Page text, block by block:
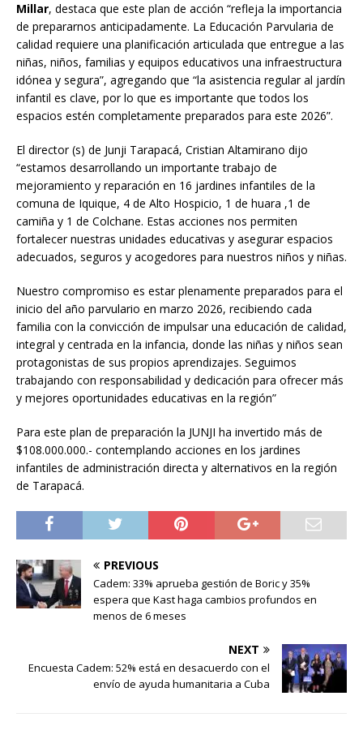
Millar, destaca que este plan de acción “refleja la importancia
de prepararnos anticipadamente. La Educación Parvularia de
calidad requiere una planificación articulada que entregue a las
niñas, niños, familias y equipos educativos una infraestructura
idónea y segura”, agregando que “la asistencia regular al jardín
infantil es clave, por lo que es importante que todos los
espacios estén completamente preparados para este 2026”.
El director (s) de Junji Tarapacá, Cristian Altamirano dijo
“estamos desarrollando un importante trabajo de
mejoramiento y reparación en 16 jardines infantiles de la
comuna de Iquique, 4 de Alto Hospicio, 1 de huara ,1 de
camiña y 1 de Colchane. Estas acciones nos permiten
fortalecer nuestras unidades educativas y asegurar espacios
adecuados, seguros y acogedores para nuestros niños y niñas.
Nuestro compromiso es estar plenamente preparados para el
inicio del año parvulario en marzo 2026, recibiendo cada
familia con la convicción de impulsar una educación de calidad,
integral y centrada en la infancia, donde las niñas y niños sean
protagonistas de sus propios aprendizajes. Seguimos
trabajando con responsabilidad y dedicación para ofrecer más
y mejores oportunidades educativas en la región”
Para este plan de preparación la JUNJI ha invertido más de
$108.000.000.- contemplando acciones en los jardines
infantiles de administración directa y alternativos en la región
de Tarapacá.
PREVIOUS
Cadem: 33% aprueba gestión de Boric y 35%
espera que Kast haga cambios profundos en
menos de 6 meses
NEXT
Encuesta Cadem: 52% está en desacuerdo con el
envío de ayuda humanitaria a Cuba